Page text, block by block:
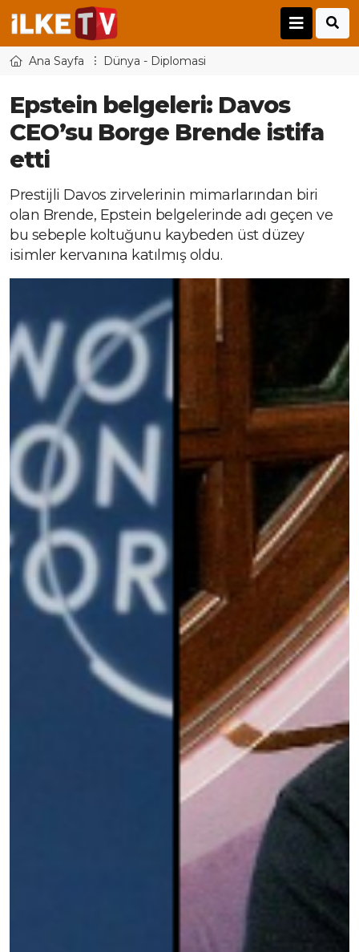
Ana Sayfa Dünya - Diplomasi
Epstein belgeleri: Davos
CEO’su Borge Brende istifa
etti
Prestijli Davos zirvelerinin mimarlarından biri
olan Brende, Epstein belgelerinde adı geçen ve
bu sebeple koltuğunu kaybeden üst düzey
isimler kervanına katılmış oldu.